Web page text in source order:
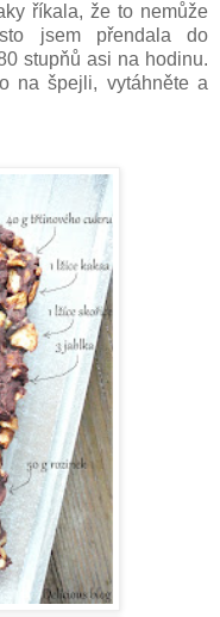
říkala, že to nemůže
jsem přendala do
stupňů asi na hodinu.
na špejli, vytáhněte a